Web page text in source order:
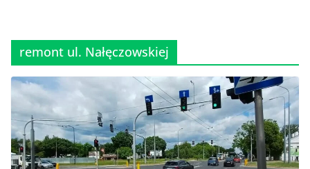
remont ul. Nałęczowskiej